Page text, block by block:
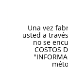
Una vez
usted a
no se
COSTOS